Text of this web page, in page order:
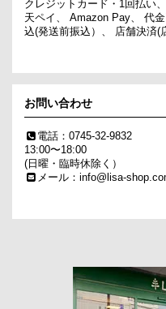
クレジットカード・1回払い
天ペイ、 Amazon Pay、 代
込(発送前振込）、 店舗決済(
お問い合わせ
電話：0745-32-9832
13:00〜18:00
(日曜・臨時休除く）
メール：info@lisa-